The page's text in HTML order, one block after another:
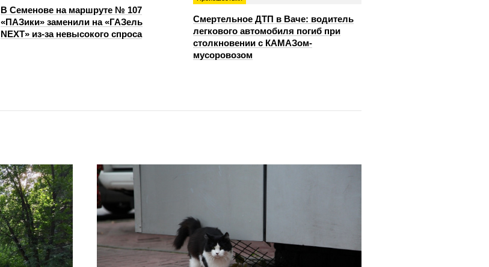
В Семенове на маршруте № 107
«ПАЗики» заменили на «ГАЗель
NEXT» из‑за невысокого спроса
Смертельное ДТП в Ваче: водитель
легкового автомобиля погиб при
столкновении с КАМАЗом-
мусоровозом